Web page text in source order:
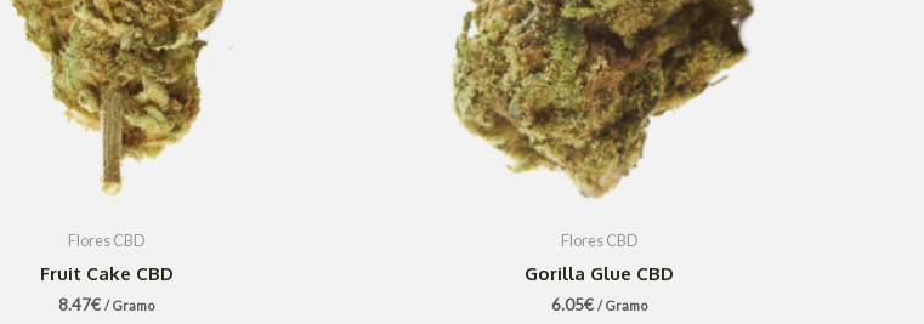
Flores CBD
Fruit Cake CBD
8.47€ / Gramo
Flores CBD
Gorilla Glue CBD
6.05€ / Gramo